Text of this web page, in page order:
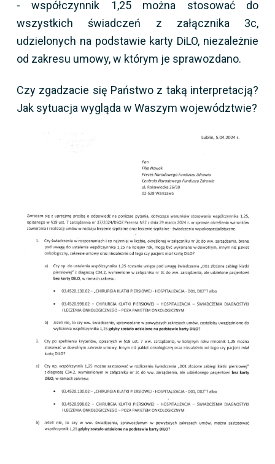
- współczynnik 1,25 można stosować do
wszystkich świadczeń z załącznika 3c,
udzielonych na podstawie karty DiLO, niezależnie
od zakresu umowy, w którym je sprawozdano.
Czy zgadzacie się Państwo z taką interpretacją?
Jak sytuacja wygląda w Waszym województwie?